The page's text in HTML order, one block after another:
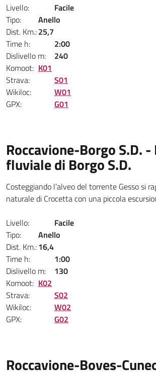
Livello:
Facile
Tipo:
Anello
Dist. Km.:25,7
Time h:
2:00
Dislivello m:
240
Komoot: K01
Strava:
S01
Wikiloc:
W01
GPX:
G01
Roccavione-Borgo S.D. -
fluviale di Borgo S.D.
Costeggiando l’alveo del torrente Gesso si
naturale di Crocetta con una piccola
Livello:
Facile
Tipo:
Anello
Dist. Km.:16,4
Time h:
1:00
Dislivello m:
130
Komoot: K02
Strava:
S02
Wikiloc:
W02
GPX:
G02
Roccavione-Boves-